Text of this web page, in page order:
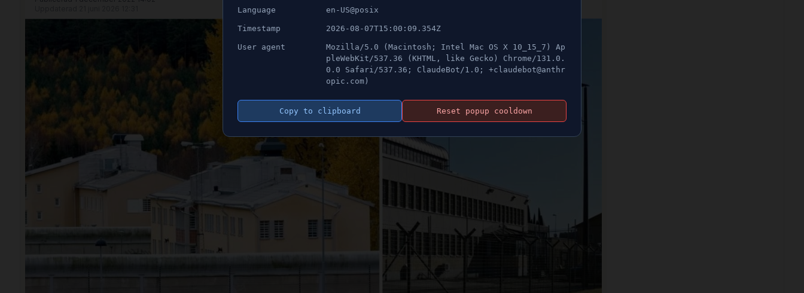
Language en-US@posix
Timestamp 2026-08-07T15:00:09.354Z
User agent
Mozilla/5.0 (Macintosh; Intel Mac OS X 10_15_7) Ap
pleWebKit/537.36 (KHTML, like Gecko) Chrome/131.0.
0.0 Safari/537.36; ClaudeBot/1.0; +claudebot@anthr
opic.com)
Copy to clipboard Reset popup cooldown